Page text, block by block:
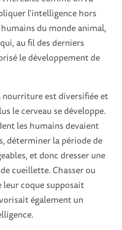
l’intelligence hors
du monde animal,
au fil des derniers
le développement de
est diversifiée et
le cerveau se développe.
les humains devaient
déterminer la période de
et donc dresser une
cueillette. Chasser ou
coque supposait
également un